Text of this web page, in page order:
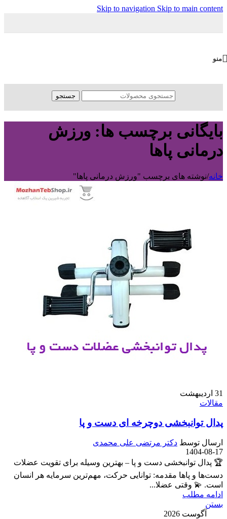
Skip to navigation Skip to main content
منو
جستجو
بایگانی برچسب ها: ورزش
درمانی پاها
خانه/نوشته های برچسب "ورزش درمانی پاها"
31 اردیبهشت
مقالات
پدال توانبخشی دوچرخه ای دست و پا
ارسال توسط دکتر مرتضی علی محمدی
1404-08-17
🏆 پدال توانبخشی دست و پا – بهترین وسیله برای تقویت عضلات
دست‌ها و پاها مقدمه: توانایی حرکت، مهم‌ترین سرمایه هر انسان
است. 💫 وقتی عضلا...
ادامه مطلب
بستن
آگوست 2026